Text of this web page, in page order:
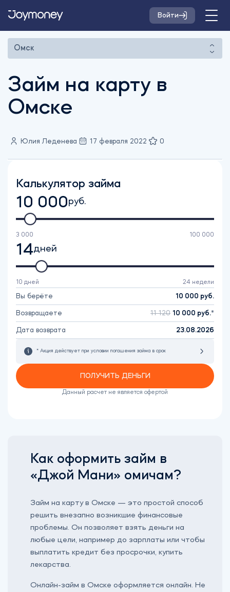
Войти
Омск
Займ на карту в
Омске
Юлия Леденева 17 февраля 2022 0
Калькулятор займа
10 000руб.
3 000 100 000
14дней
10 дней 24 недели
Вы берёте 10 000 руб.
Возвращаете 11 120 10 000 руб.
Дата возврата 23.08.2026
* Акция действует при условии погашения займа в срок
ПОЛУЧИТЬ ДЕНЬГИ
Данный расчет не является офертой
Как оформить займ в
«Джой Мани» омичам?
Займ на карту в Омске — это простой способ
решить внезапно возникшие финансовые
проблемы. Он позволяет взять деньги на
любые цели, например ‎до зарплаты или чтобы
выплатить кредит без просрочки, купить
лекарства.
Онлайн-займ в Омске оформляется онлайн. Не